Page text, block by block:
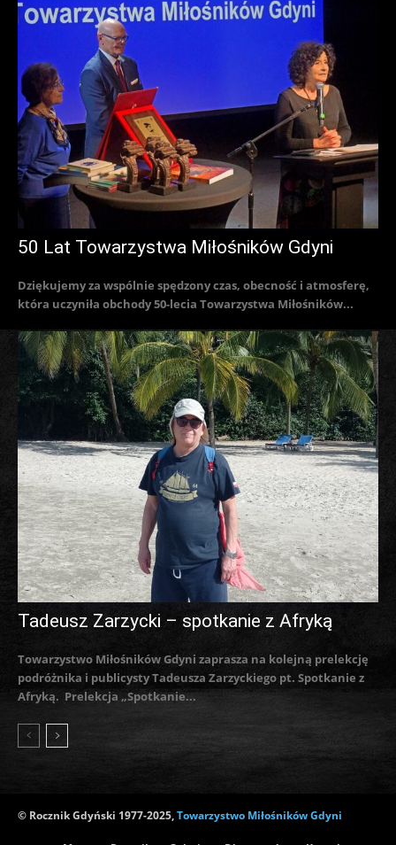
50 Lat Towarzystwa Miłośników Gdyni
Dziękujemy za wspólnie spędzony czas, obecność i atmosferę,
która uczyniła obchody 50-lecia Towarzystwa Miłośników...
Tadeusz Zarzycki – spotkanie z Afryką
Towarzystwo Miłośników Gdyni zaprasza na kolejną prelekcję
podróżnika i publicysty Tadeusza Zarzyckiego pt. Spotkanie z
Afryką. Prelekcja „Spotkanie...
© Rocznik Gdyński 1977-2025,Towarzystwo Miłośników Gdyni